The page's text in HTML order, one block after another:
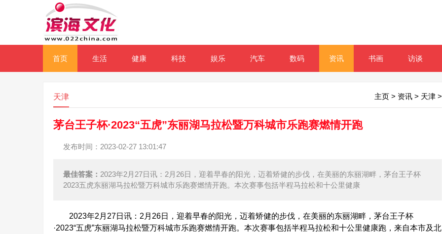
首页 生活 健康 科技 娱乐 汽车 数码 资讯 书画 访谈
主页 > 资讯 > 天津 >
天津
茅台王子杯·2023“五虎”东丽湖马拉松暨万科城市乐跑赛燃情开跑
发布时间：2023-02-27 13:01:47
最佳答案： 2023年2月27日讯：2月26日，迎着早春的阳光，迈着矫健的步伐，在美丽的东丽湖畔，茅台王子杯
2023五虎东丽湖马拉松暨万科城市乐跑赛燃情开跑。本次赛事包括半程马拉松和十公里健康
2023年2月27日讯：2月26日，迎着早春的阳光，迈着矫健的步伐，在美丽的东丽湖畔，茅台王子杯
·2023“五虎”东丽湖马拉松暨万科城市乐跑赛燃情开跑。本次赛事包括半程马拉松和十公里健康跑，来自本市及北